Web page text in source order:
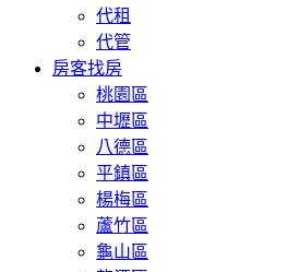
代租
代管
房客找房
桃園區
中壢區
八德區
平鎮區
楊梅區
蘆竹區
龜山區